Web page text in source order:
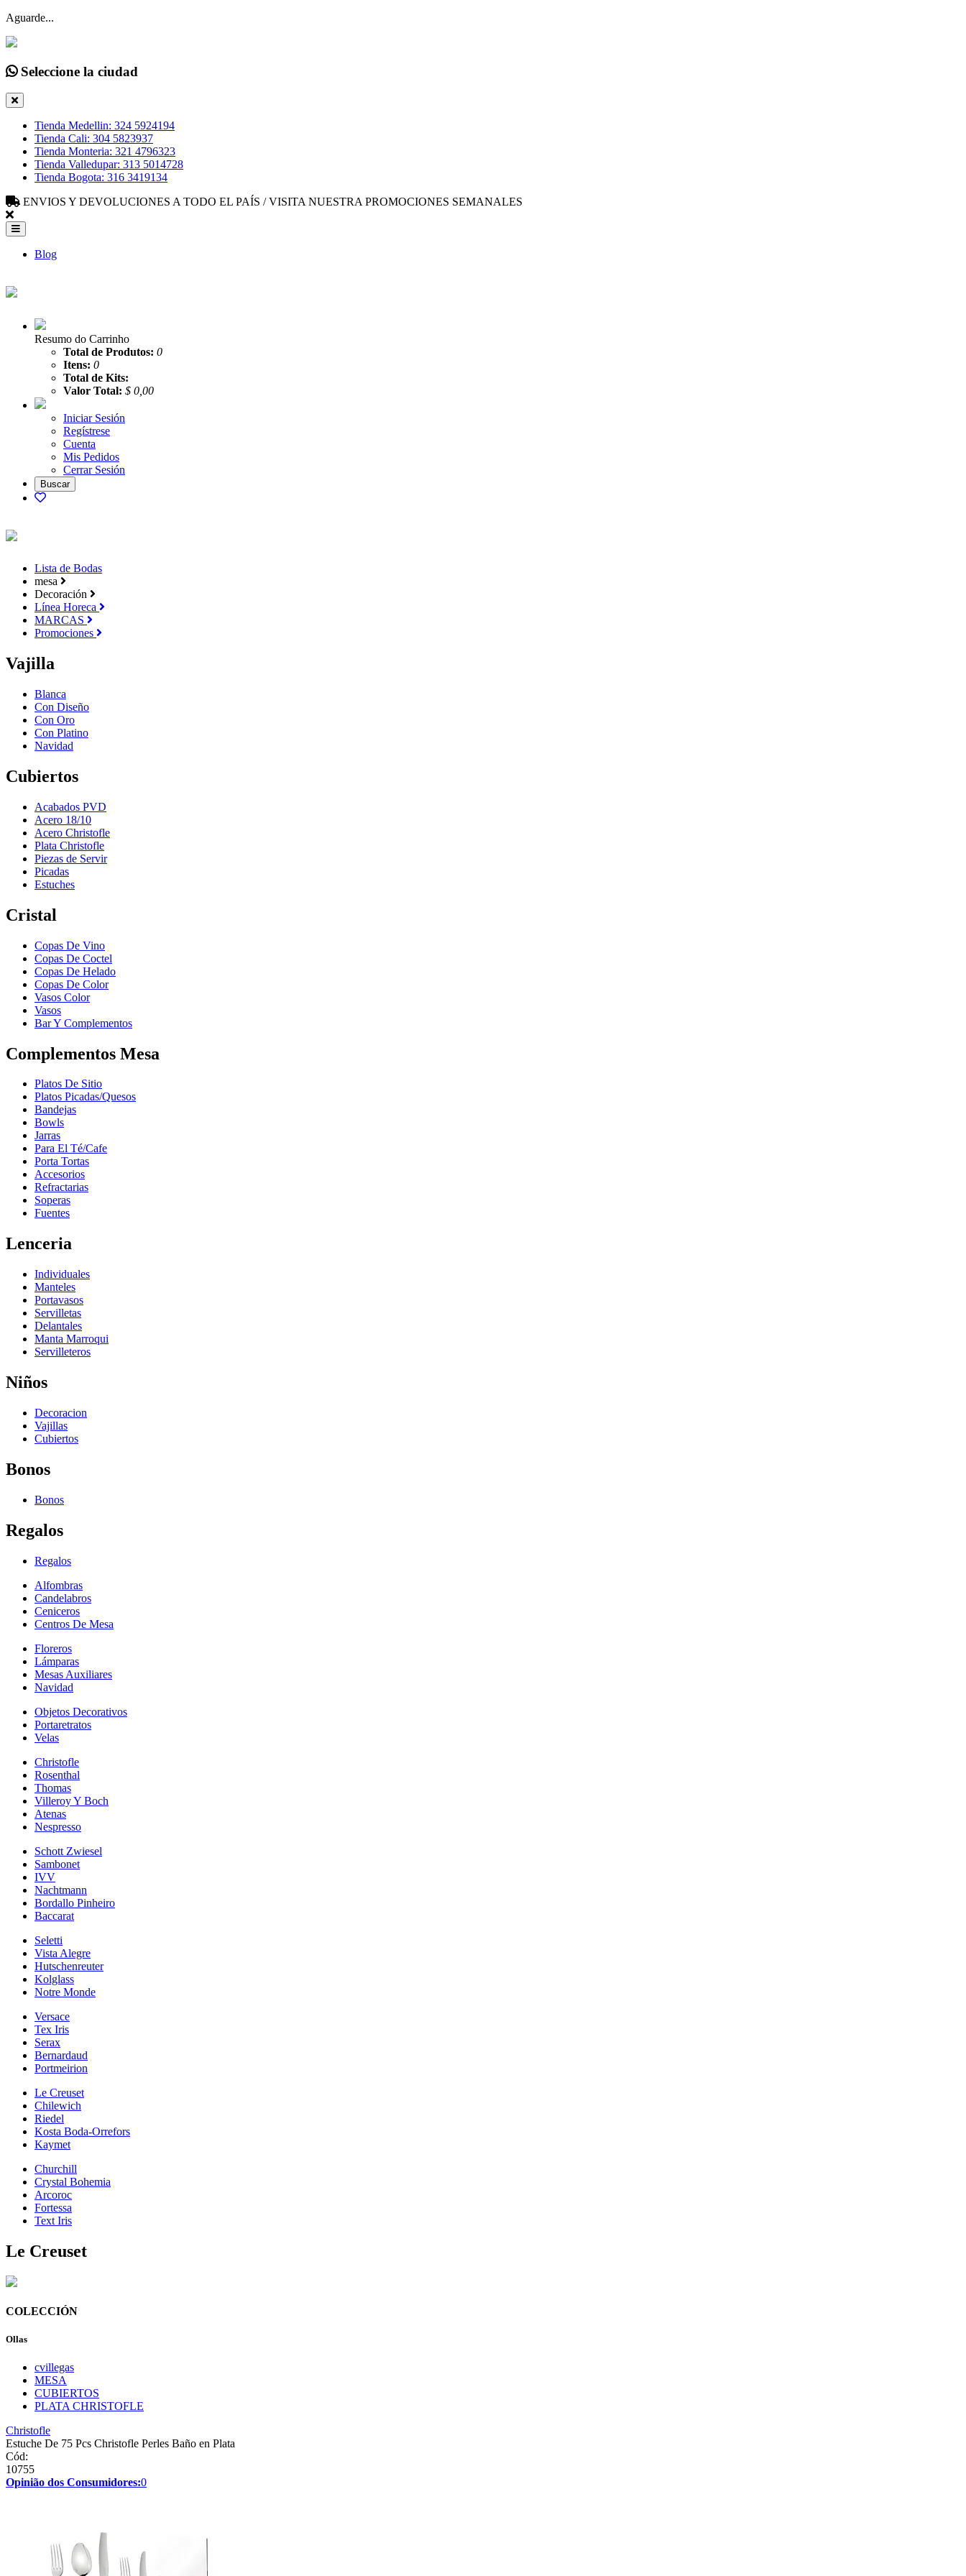
Aguarde...
Seleccione la ciudad
Tienda Medellin: 324 5924194
Tienda Cali: 304 5823937
Tienda Monteria: 321 4796323
Tienda Valledupar: 313 5014728
Tienda Bogota: 316 3419134
ENVIOS Y DEVOLUCIONES A TODO EL PAÍS / VISITA NUESTRA PROMOCIONES SEMANALES
Blog
Resumo do Carrinho
Total de Produtos: 0
Itens: 0
Total de Kits:
Valor Total: $ 0,00
Iniciar Sesión
Regístrese
Cuenta
Mis Pedidos
Cerrar Sesión
Lista de Bodas
mesa
Decoración
Línea Horeca
MARCAS
Promociones
Vajilla
Blanca
Con Diseño
Con Oro
Con Platino
Navidad
Cubiertos
Acabados PVD
Acero 18/10
Acero Christofle
Plata Christofle
Piezas de Servir
Picadas
Estuches
Cristal
Copas De Vino
Copas De Coctel
Copas De Helado
Copas De Color
Vasos Color
Vasos
Bar Y Complementos
Complementos Mesa
Platos De Sitio
Platos Picadas/Quesos
Bandejas
Bowls
Jarras
Para El Té/Cafe
Porta Tortas
Accesorios
Refractarias
Soperas
Fuentes
Lenceria
Individuales
Manteles
Portavasos
Servilletas
Delantales
Manta Marroqui
Servilleteros
Niños
Decoracion
Vajillas
Cubiertos
Bonos
Bonos
Regalos
Regalos
Alfombras
Candelabros
Ceniceros
Centros De Mesa
Floreros
Lámparas
Mesas Auxiliares
Navidad
Objetos Decorativos
Portaretratos
Velas
Christofle
Rosenthal
Thomas
Villeroy Y Boch
Atenas
Nespresso
Schott Zwiesel
Sambonet
IVV
Nachtmann
Bordallo Pinheiro
Baccarat
Seletti
Vista Alegre
Hutschenreuter
Kolglass
Notre Monde
Versace
Tex Iris
Serax
Bernardaud
Portmeirion
Le Creuset
Chilewich
Riedel
Kosta Boda-Orrefors
Kaymet
Churchill
Crystal Bohemia
Arcoroc
Fortessa
Text Iris
Le Creuset
COLECCIÓN
Ollas
cvillegas
MESA
CUBIERTOS
PLATA CHRISTOFLE
Christofle
Estuche De 75 Pcs Christofle Perles Baño en Plata
Cód:
10755
Opinião dos Consumidores:0